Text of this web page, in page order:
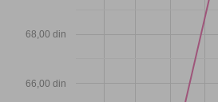
66,00 din
68,00 din